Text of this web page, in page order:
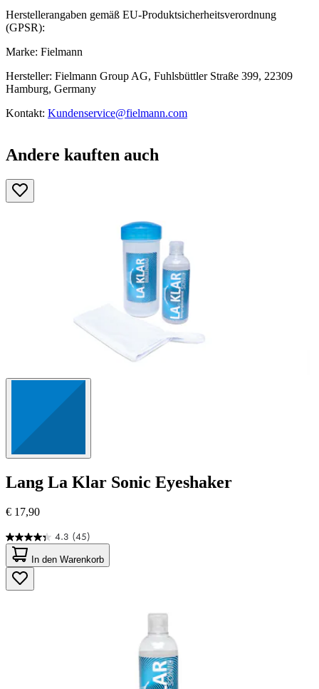
Herstellerangaben gemäß EU-Produktsicherheitsverordnung
(GPSR):
Marke: Fielmann
Hersteller: Fielmann Group AG, Fuhlsbüttler Straße 399, 22309
Hamburg, Germany
Kontakt: Kundenservice@fielmann.com
Andere kauften auch
Lang La Klar Sonic Eyeshaker
€ 17,90
4.3 (45)
4.3
von
5
Sternen.
45
In den Warenkorb